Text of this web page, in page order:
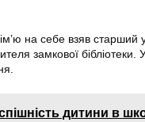
на себе взяв старший
замкової бібліотеки.
дитини в